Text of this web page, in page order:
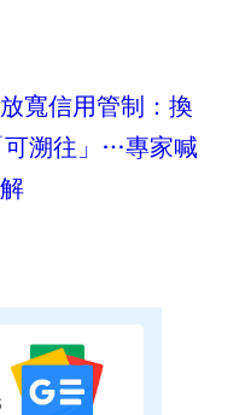
寬信用管制：換
可溯往」…專家喊